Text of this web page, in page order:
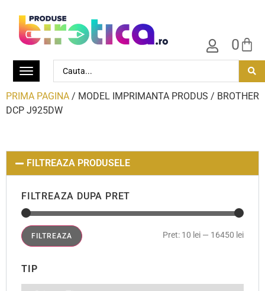
0
PRIMA PAGINA / MODEL IMPRIMANTA PRODUS / BROTHER
DCP J925DW
FILTREAZA PRODUSELE
FILTREAZA DUPA PRET
FILTREAZA Pret: 10 lei — 16450 lei
TIP